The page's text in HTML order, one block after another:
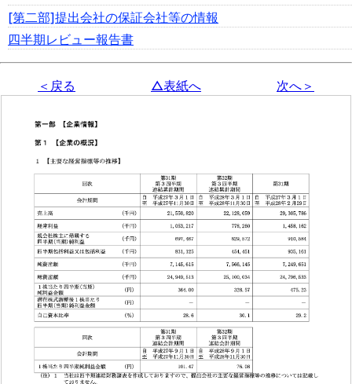
[第二部]提出会社の保証会社等の情報
四半期レビュー報告書
＜戻る △表紙へ 次へ＞